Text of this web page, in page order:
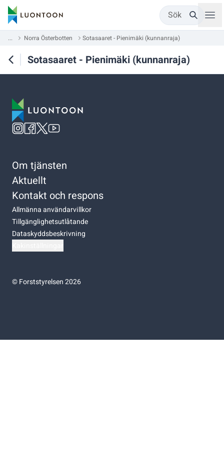
Sök
... Norra Österbotten Sotasaaret - Pienimäki (kunnanraja)
Sotasaaret - Pienimäki (kunnanraja)
Om tjänsten
Aktuellt
Kontakt och respons
Allmänna användarvillkor
Tillgänglighetsutlåtande
Dataskyddsbeskrivning
©Forststyrelsen 2026